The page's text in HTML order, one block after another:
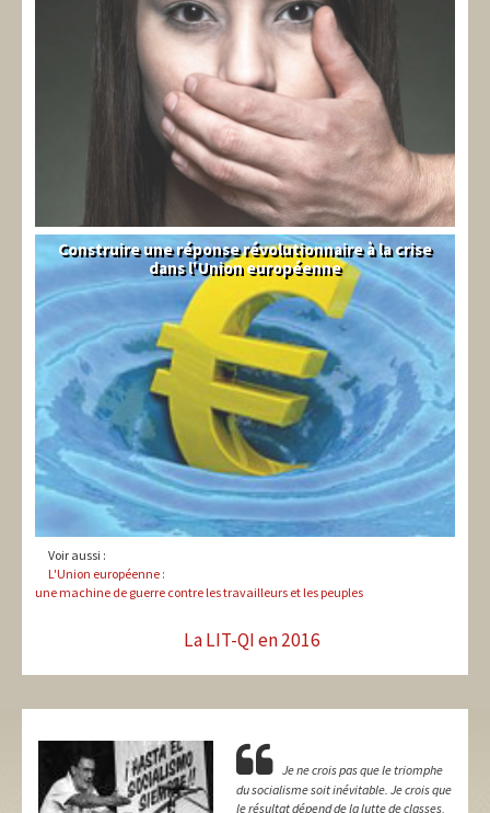
Syndical
Construire une réponse révolutionnaire à la crise
dans l'Union européenne
Voir aussi :
L'Union européenne :
une machine de guerre contre les travailleurs et les peuples
La LIT-QI en 2016
Je ne crois pas que le triomphe
du socialisme soit inévitable. Je crois que
le résultat dépend de la lutte de classes,